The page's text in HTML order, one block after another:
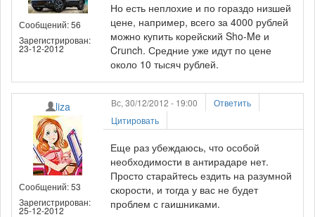
Сообщений: 56
Зарегистрирован:
23-12-2012
Но есть неплохие и по гораздо низшей
цене, например, всего за 4000 рублей
можно купить корейский Sho-Me и
Crunch. Средние уже идут по цене
около 10 тысяч рублей.
liza
Сообщений: 53
Зарегистрирован:
25-12-2012
Вс, 30/12/2012 - 19:00
Ответить
Цитировать
Еще раз убеждаюсь, что особой
необходимости в антирадаре нет.
Просто старайтесь ездить на разумной
скорости, и тогда у вас не будет
проблем с гаишниками.